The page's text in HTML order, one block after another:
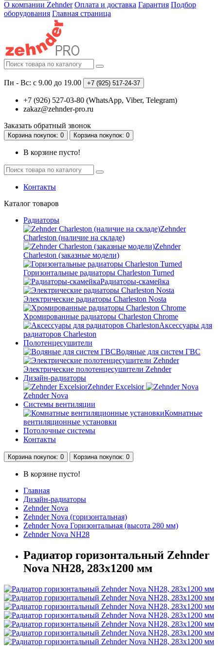
О компании Zehnder Оплата и доставка Гарантия Подбор
оборудования Главная страница
Пн - Вс: с 9.00 до 19.00 +7 (925) 517-24-37
+7 (926) 527-03-80 (WhatsApp, Viber, Telegram)
zakaz@zehnder-pro.ru
Заказать обратный звонок
Корзинапокупок: 0 Корзинапокупок: 0
В корзине пусто!
Контакты
Каталог товаров
Радиаторы
Zehnder
Charleston (наличие на складе)
Zehnder
Charleston (заказные модели)
Горизонтальные радиаторы Charleston Turned
Радиаторы-скамейка
Электрические радиаторы Charleston Nosta
Хромированные радиаторы Charleston Chrome
Аксессуары для
радиаторов Charleston
Полотенцесушители
Водяные для систем ГВС
Электрические полотенцесушители Zehnder
Дизайн-радиаторы
Zehnder Excelsior
Zehnder Nova
Системы вентиляции
Комнатные
вентиляционные установки
Потолочные системы
Контакты
Корзинапокупок: 0 Корзинапокупок: 0
В корзине пусто!
Главная
Дизайн-радиаторы
Zehnder Nova
Zehnder Nova (горизонтальная)
Zehnder Nova Горизонтальная (высота 280 мм)
Zehnder Nova NH28
Радиатор горизонтальный Zehnder
Nova NH28, 283х1200 мм